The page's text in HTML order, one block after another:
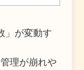
」が変動す
理が崩れや